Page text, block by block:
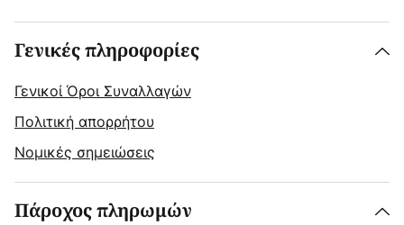
Γενικές πληροφορίες
Γενικοί Όροι Συναλλαγών
Πολιτική απορρήτου
Νομικές σημειώσεις
Πάροχος πληρωμών